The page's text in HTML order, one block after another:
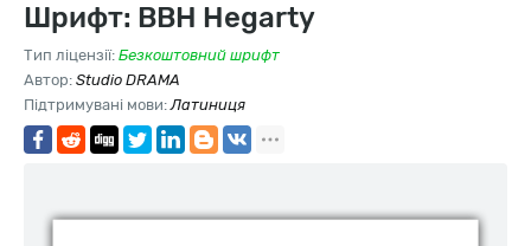
Шрифт: BBH Hegarty
Тип ліцензії: Безкоштовний шрифт
Автор: Studio DRAMA
Підтримувані мови:Латиниця